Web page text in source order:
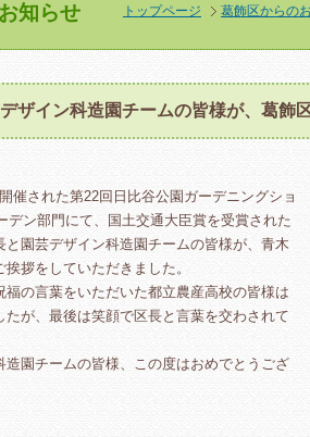
知らせ トップページ 葛飾区からの
ザイン科造園チームの皆様が、葛飾
催された第22回日比谷公園ガーデニングショ
デン部門にて、国土交通大臣賞を受賞された
園芸デザイン科造園チームの皆様が、青木
拶をしていただきました。
福の言葉をいただいた都立農産高校の皆様は
が、最後は笑顔で区長と言葉を交わされて
園チームの皆様、この度はおめでとうござ